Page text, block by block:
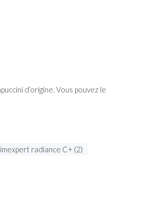
d’origine. Vous pouvez le
radiance C+ (2)